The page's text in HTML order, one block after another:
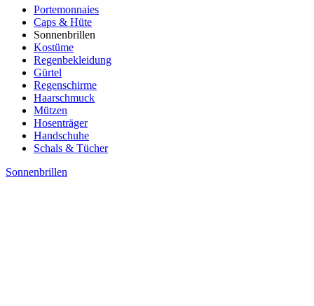
Portemonnaies
Caps & Hüte
Sonnenbrillen
Kostüme
Regenbekleidung
Gürtel
Regenschirme
Haarschmuck
Mützen
Hosenträger
Handschuhe
Schals & Tücher
Sonnenbrillen